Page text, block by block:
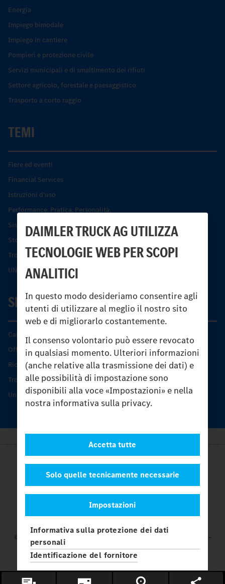
DAIMLER TRUCK AG UTILIZZA
TECNOLOGIE WEB PER SCOPI
ANALITICI
In questo modo desideriamo consentire agli
utenti di utilizzare al meglio il nostro sito
web e di migliorarlo costantemente.
Il consenso volontario può essere revocato
in qualsiasi momento. Ulteriori informazioni
(anche relative alla trasmissione dei dati) e
alle possibilità di impostazione sono
disponibili alla voce «Impostazioni» e nella
nostra informativa sulla privacy.
Impostazioni
Solo quelle tecnicamente necessarie
Accetta tutte
Informativa sulla protezione dei dati
personali
Identificazione del fornitore
Energia
Impiego bimodale
Impiego in cantiere
Pompieri e protezione civile
Servizi municipali e di smaltimento dei rifiuti
Settore agricolo, forestale e paesaggistico
Trasporto a corto raggio
TEMI
Fiere ed eventi
Financial Services
Istruzioni d'uso
Performance. Pratica. Personalità.
Sistemi di assistenza alla guida e di sicurezza
Storia dell’Unimog
Trovare un partner
UNI-TOUCH®
SERVIZIO
Caratteristiche di prodotto
Offerta di servizio Unimog
Ricambi originali
Trovare un partner
Unimog Service Days
Provider
Legal Notice
Contatto
Cookies
Protezione dati
Impostazioni
© 2026 Daimler Truck AG. Tutti i diritti riservati.
e Mercedes-
Benz sono marchi diMercedes-Benz Group AG.